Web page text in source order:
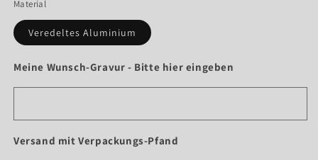
Material
Veredeltes Aluminium
Meine Wunsch-Gravur - Bitte hier eingeben
Versand mit Verpackungs-Pfand